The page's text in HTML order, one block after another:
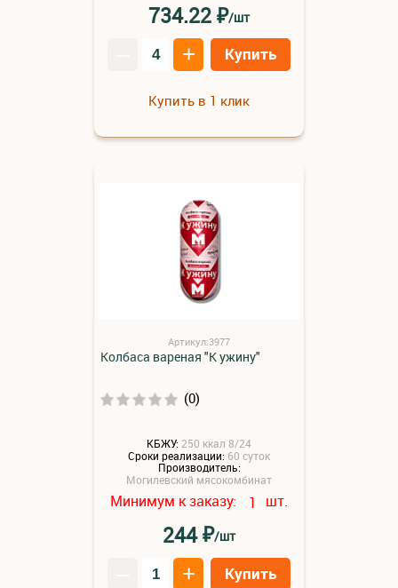
734.22₽/шт
+ Купить
Купить в 1 клик
Артикул:3977
Колбаса вареная "К ужину"
(0)
КБЖУ: 250 ккал 8/24
Сроки реализации: 60 суток
Производитель:
Могилевский мясокомбинат
Минимум к заказу: 1 шт.
244₽/шт
+ Купить